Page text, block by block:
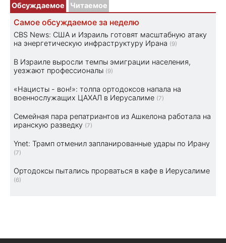
Обсуждаемое Читаемое
Самое обсуждаемое за неделю
CBS News: США и Израиль готовят масштабную атаку
на энергетическую инфраструктуру Ирана (9)
В Израиле выросли темпы эмиграции населения,
уезжают профессионалы (9)
«Нацисты - вон!»: толпа ортодоксов напала на
военнослужащих ЦАХАЛ в Иерусалиме (7)
Семейная пара репатриантов из Ашкелона работала на
иранскую разведку (7)
Ynet: Трамп отменил запланированные удары по Ирану
(7)
Ортодоксы пытались прорваться в кафе в Иерусалиме
(6)